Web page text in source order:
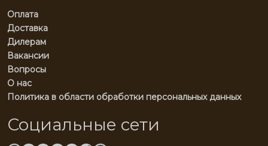
Оплата
Доставка
Дилерам
Вакансии
Вопросы
О нас
Политика в области обработки персональных данных
Социальные сети